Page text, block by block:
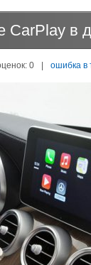
CarPlay в
0 | ошибка в